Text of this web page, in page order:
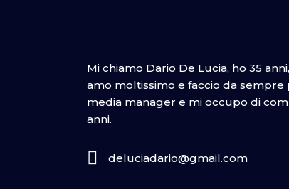
Mi chiamo Dario De Lucia, ho 35
amo moltissimo e faccio da sempre
media manager e mi occupo di
anni.
deluciadario@gmail.com